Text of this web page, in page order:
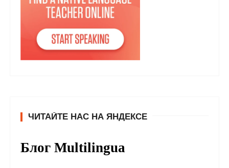
ЧИТАЙТЕ НАС НА ЯНДЕКСЕ
Блог Multilingua